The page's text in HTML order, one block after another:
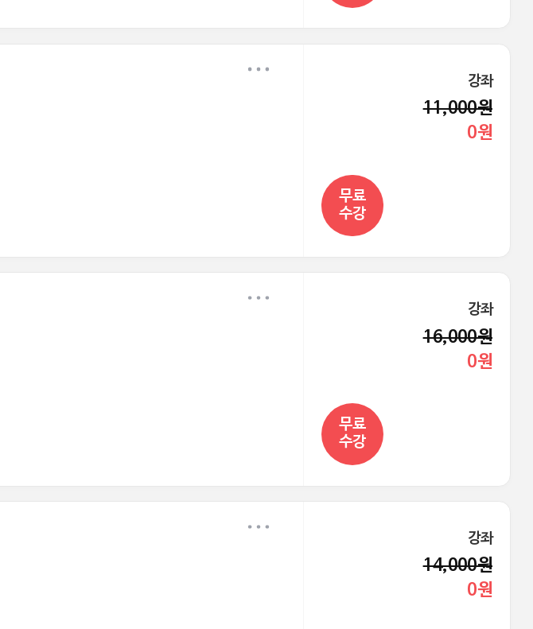
강좌
11,000원
0원
무료
수강
강좌
16,000원
0원
무료
수강
강좌
14,000원
0원